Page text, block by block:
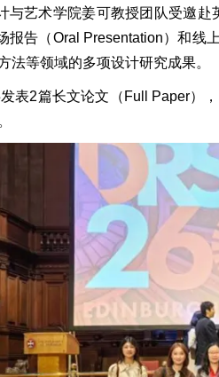
艺术学院姜可教授团队受邀
告（Oral Presentation）和线
等领域的多项设计研究成果。
表2篇长文论文（Full Paper）